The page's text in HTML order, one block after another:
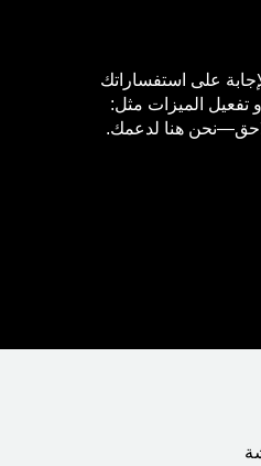
على استفساراتك
تفعيل الميزات مثل:
لاحق—نحن هنا لدعمك.